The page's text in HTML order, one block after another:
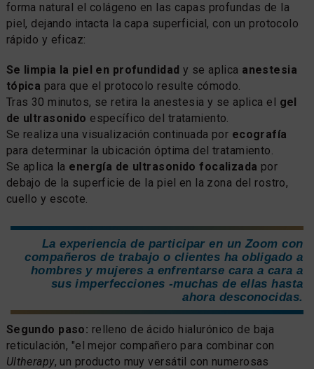
forma natural el colágeno en las capas profundas de la
piel, dejando intacta la capa superficial, con un protocolo
rápido y eficaz:
Se limpia la piel en profundidad y se aplica anestesia
tópica para que el protocolo resulte cómodo.
Tras 30 minutos, se retira la anestesia y se aplica el gel
de ultrasonido específico del tratamiento.
Se realiza una visualización continuada por ecografía
para determinar la ubicación óptima del tratamiento.
Se aplica la energía de ultrasonido focalizada por
debajo de la superficie de la piel en la zona del rostro,
cuello y escote.
La experiencia de participar en un Zoom con
compañeros de trabajo o clientes ha obligado a
hombres y mujeres a enfrentarse cara a cara a
sus imperfecciones -muchas de ellas hasta
ahora desconocidas.
Segundo paso: relleno de ácido hialurónico de baja
reticulación, "el mejor compañero para combinar con
Ultherapy, un producto muy versátil con numerosas